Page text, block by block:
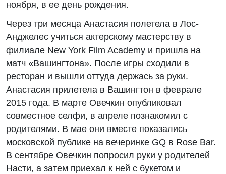
ноября, в ее день рождения.
Через три месяца Анастасия полетела в Лос-
Анджелес учиться актерскому мастерству в
филиале New York Film Academy и пришла на
матч «Вашингтона». После игры сходили в
ресторан и вышли оттуда держась за руки.
Анастасия прилетела в Вашингтон в феврале
2015 года. В марте Овечкин опубликовал
совместное селфи, в апреле познакомил с
родителями. В мае они вместе показались
московской публике на вечеринке GQ в Rose Bar.
В сентябре Овечкин попросил руки у родителей
Насти, а затем приехал к ней с букетом и